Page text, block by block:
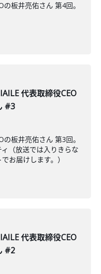
板井亮佑さん 第4回。
代表取締役CEO
#3
板井亮佑さん 第3回。
（放送では入りきらな
お届けします。）
代表取締役CEO
#2